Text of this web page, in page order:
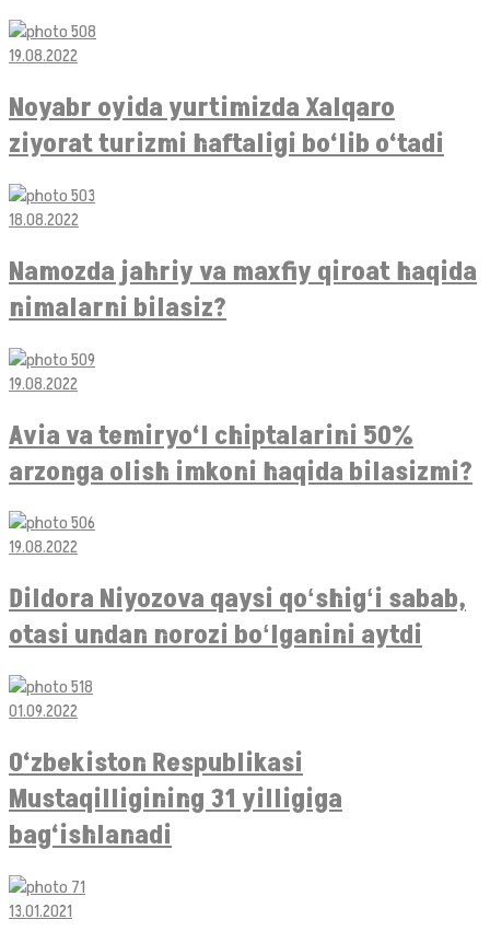
19.08.2022
Noyabr oyida yurtimizda Xalqaro
ziyorat turizmi haftaligi bo‘lib o‘tadi
18.08.2022
Namozda jahriy va maxfiy qiroat haqida
nimalarni bilasiz?
19.08.2022
Avia va temiryo‘l chiptalarini 50%
arzonga olish imkoni haqida bilasizmi?
19.08.2022
Dildora Niyozova qaysi qoʻshigʻi sabab,
otasi undan norozi boʻlganini aytdi
01.09.2022
O‘zbekiston Respublikasi
Mustaqilligining 31 yilligiga
bag‘ishlanadi
13.01.2021